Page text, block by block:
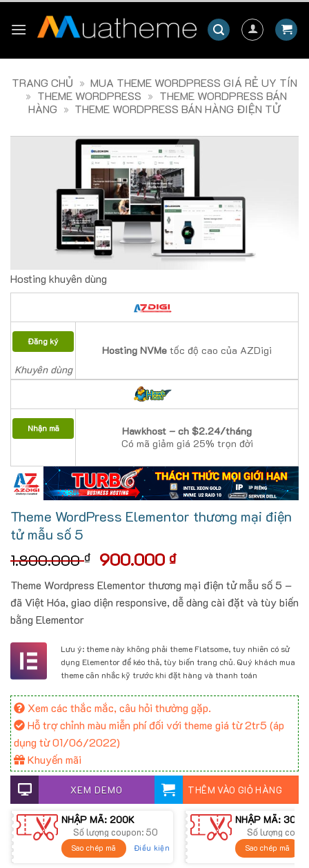
TRANG CHỦ » MUA THEME WORDPRESS GIÁ RẺ UY TÍN
» THEME WORDPRESS » THEME WORDPRESS BÁN
HÀNG » THEME WORDPRESS BÁN HÀNG ĐIỆN TỬ
Hosting khuyên dùng
Đăng ký
Khuyên dùng
Hosting NVMe tốc độ cao của AZDigi
Nhận mã
Hawkhost – ch $2.24/tháng
Có mã giảm giá 25% trọn đời
Theme WordPress Elementor thương mại điện
tử mẫu số 5
1.800.000₫ Giá
là:
1.800.000 ₫.
900.000 ₫Giá
tại
là:
Theme Wordpress Elementor thương mại điện tử mẫu số 5 –
đã Việt Hóa, giao diện responsive, dễ dàng cài đặt và tùy biến
bằng Elementor
Lưu ý: theme này không phải theme Flatsome, tuy nhiên có sử
dụng Elementor để kéo thả, tùy biến trang chủ. Quý khách mua
theme cân nhắc kỹ trước khi đặt hàng và thanh toán
Xem các thắc mắc, câu hỏi thường gặp.
Hỗ trợ chỉnh màu miễn phí đối với theme giá từ 2tr5 (áp
dụng từ 01/06/2022)
Khuyến mãi
XEM DEMO THÊM VÀO GIỎ HÀNG
NHẬP MÃ: 200K
Số lượng coupon: 50
Sao chép mã Điều kiện
NHẬP MÃ: 300K
Số lượng
Sao chép mã